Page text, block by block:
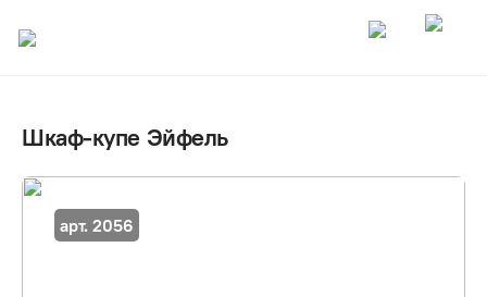
Шкаф-купе Эйфель
арт. 2056